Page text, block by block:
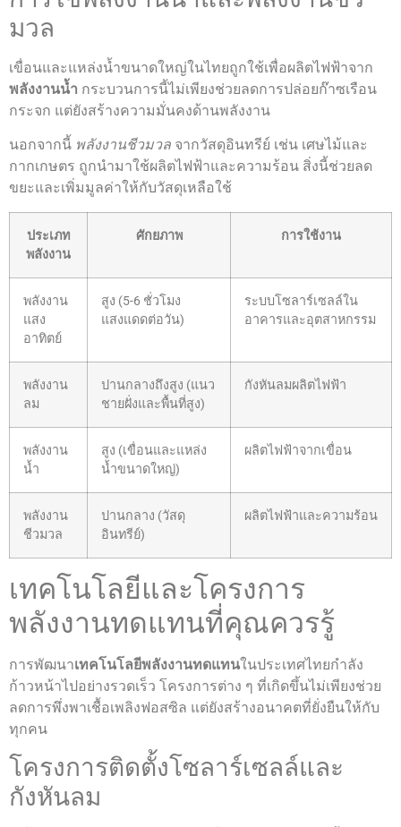
มวล
เขื่อนและแหล่งน้ำขนาดใหญ่ในไทยถูกใช้เพื่อผลิตไฟฟ้าจาก
พลังงานน้ำ กระบวนการนี้ไม่เพียงช่วยลดการปล่อยก๊าซเรือน
กระจก แต่ยังสร้างความมั่นคงด้านพลังงาน
นอกจากนี้ พลังงานชีวมวล จากวัสดุอินทรีย์ เช่น เศษไม้และ
กากเกษตร ถูกนำมาใช้ผลิตไฟฟ้าและความร้อน สิ่งนี้ช่วยลด
ขยะและเพิ่มมูลค่าให้กับวัสดุเหลือใช้
ประเภท
พลังงาน
ศักยภาพ การใช้งาน
พลังงาน
แสง
อาทิตย์
สูง (5-6 ชั่วโมง
แสงแดดต่อวัน)
ระบบโซลาร์เซลล์ใน
อาคารและอุตสาหกรรม
พลังงาน
ลม
ปานกลางถึงสูง (แนว
ชายฝั่งและพื้นที่สูง)
กังหันลมผลิตไฟฟ้า
พลังงาน
น้ำ
สูง (เขื่อนและแหล่ง
น้ำขนาดใหญ่)
ผลิตไฟฟ้าจากเขื่อน
พลังงาน
ชีวมวล
ปานกลาง (วัสดุ
อินทรีย์)
ผลิตไฟฟ้าและความร้อน
เทคโนโลยีและโครงการ
พลังงานทดแทนที่คุณควรรู้
การพัฒนาเทคโนโลยีพลังงานทดแทนในประเทศไทยกำลัง
ก้าวหน้าไปอย่างรวดเร็ว โครงการต่าง ๆ ที่เกิดขึ้นไม่เพียงช่วย
ลดการพึ่งพาเชื้อเพลิงฟอสซิล แต่ยังสร้างอนาคตที่ยั่งยืนให้กับ
ทุกคน
โครงการติดตั้งโซลาร์เซลล์และ
กังหันลม